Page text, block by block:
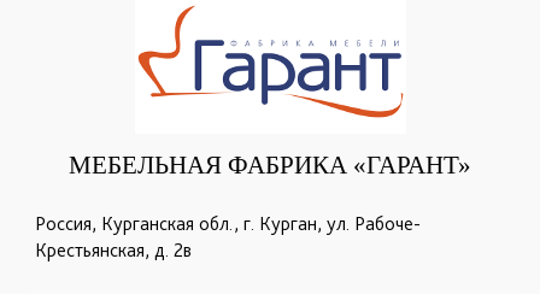
МЕБЕЛЬНАЯ ФАБРИКА «ГАРАНТ»
Россия, Курганская обл., г. Курган, ул. Рабоче-
Крестьянская, д. 2в